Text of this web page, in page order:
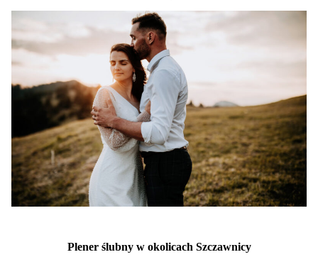
Plener ślubny w okolicach Szczawnicy